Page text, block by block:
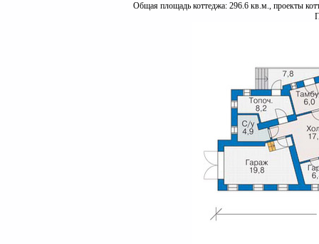
Общая площадь коттеджа: 296.6 кв.м., проекты